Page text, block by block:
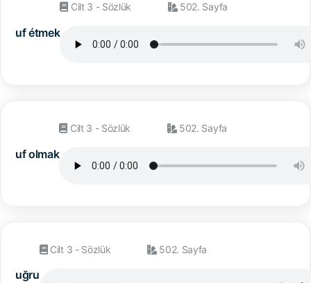
uf étmek
Cilt 3 - Sözlük 502. Sayfa
uf olmak
Cilt 3 - Sözlük 502. Sayfa
uğru
Cilt 3 - Sözlük 502. Sayfa